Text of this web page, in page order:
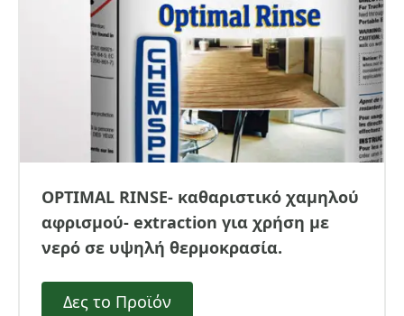
OPTIMAL RINSE- καθαριστικό χαμηλού
αφρισμού- extraction για χρήση με
νερό σε υψηλή θερμοκρασία.
Δες το Προϊόν